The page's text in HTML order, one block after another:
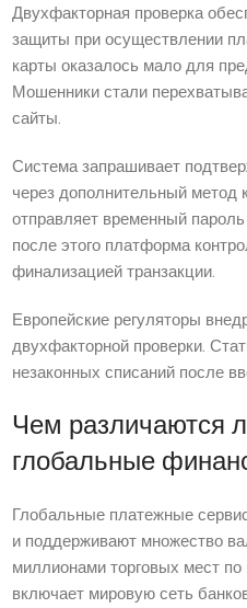
Двухфакторная проверка
защиты при осуществлении
карты оказалось мало для
Мошенники стали
сайты.
Система запрашивает
через дополнительный метод
отправляет временный
после этого платформа
финализацией транзакции.
Европейские регуляторы
двухфакторной проверки.
незаконных списаний после
Чем различаются
глобальные
Глобальные платежные
и поддерживают множество
миллионами торговых мест
включает мировую сеть